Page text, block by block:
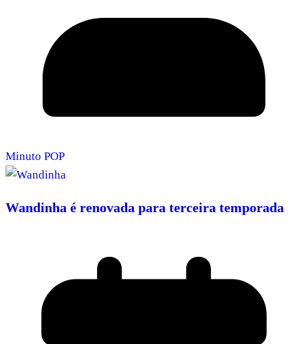
Minuto POP
Wandinha é renovada para terceira temporada